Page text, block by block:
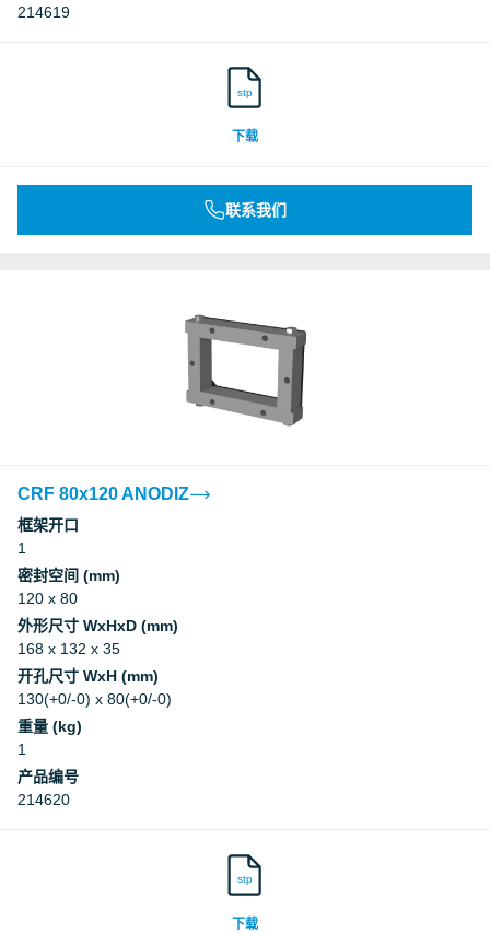
214619
stp
下载
联系我们
CRF 80x120 ANODIZ
框架开口
1
密封空间 (mm)
120 x 80
外形尺寸 WxHxD (mm)
168 x 132 x 35
开孔尺寸 WxH (mm)
130(+0/-0) x 80(+0/-0)
重量 (kg)
1
产品编号
214620
stp
下载